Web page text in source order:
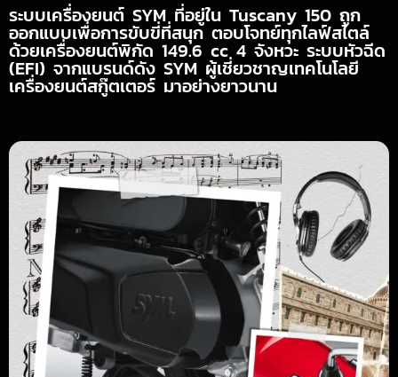
ระบบเครื่องยนต์ SYM ที่อยู่ใน Tuscany 150 ถูก
ออกแบบเพื่อการขับขี่ที่สนุก ตอบโจทย์ทุกไลฟ์สไตล์
ด้วยเครื่องยนต์พิกัด 149.6 cc 4 จังหวะ ระบบหัวฉีด
(EFI) จากแบรนด์ดัง SYM ผู้เชี่ยวชาญเทคโนโลยี
เครื่องยนต์สกู๊ตเตอร์ มาอย่างยาวนาน